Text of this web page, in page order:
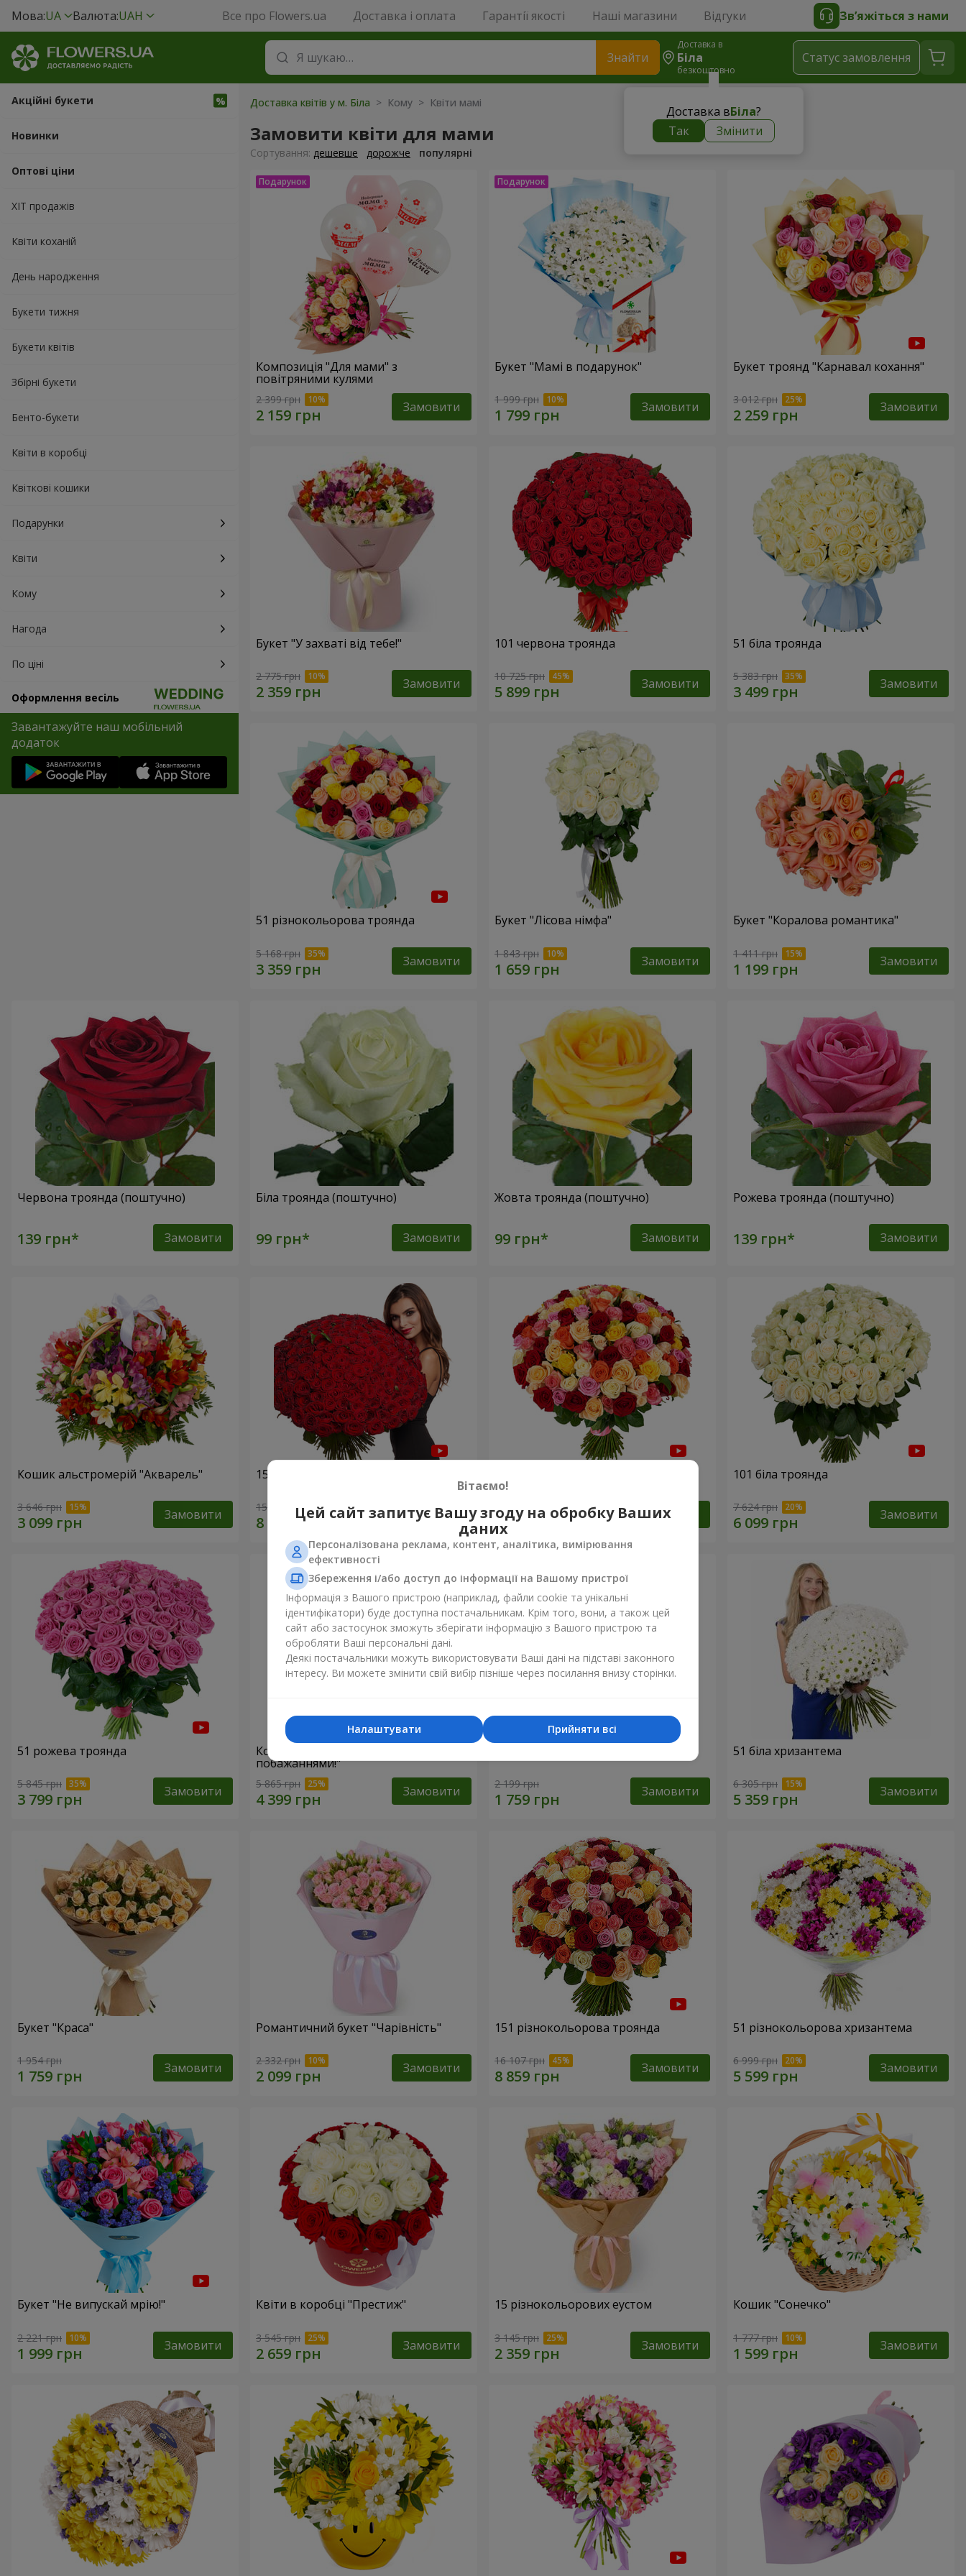
Мова:UA Валюта:UAH Все про Flowers.ua Доставка і оплата Гарантії якості Наші магазини Відгуки Зв’яжіться з нами
Знайти
Доставка в
Біла
безкоштовно
Доставка вБіла?
Так
Змінити
Статус замовлення
Акційні букети
Новинки
Оптові ціни
ХІТ продажів
Квіти коханій
День народження
Букети тижня
Букети квітів
Збірні букети
Бенто-букети
Квіти в коробці
Квіткові кошики
Подарунки
Квіти
Кому
Нагода
По ціні
Оформлення весіль
Завантажуйте наш мобільний
додаток
Доставка квітів у м. Біла > Кому > Квіти мамі
Замовити квіти для мами
Сортування: дешевше дорожче популярні
Композиція "Для мами" з
повітряними кулями
2 399 грн Замовити
Букет "Мамі в подарунок"
1 999 грн Замовити
Букет троянд "Карнавал кохання"
3 012 грн Замовити
Букет "У захваті від тебе!"
2 775 грн Замовити
101 червона троянда
10 725 грн Замовити
51 біла троянда
5 383 грн Замовити
51 різнокольорова троянда
5 168 грн Замовити
Букет "Лісова німфа"
1 843 грн Замовити
Букет "Коралова романтика"
1 411 грн Замовити
Червона троянда (поштучно)
Замовити
Біла троянда (поштучно)
Замовити
Жовта троянда (поштучно)
Замовити
Рожева троянда (поштучно)
Замовити
Кошик альстромерій "Акварель"
3 646 грн Замовити
151 червона троянда
15 744 грн Замовити 9 383 грн Замовити
101 біла троянда
7 624 грн Замовити
51 рожева троянда
5 845 грн Замовити
Кошик "З найкращими
побажаннями!"
5 865 грн Замовити 2 199 грн Замовити
51 біла хризантема
6 305 грн Замовити
Букет "Краса"
1 954 грн Замовити
Романтичний букет "Чарівність"
2 332 грн Замовити
151 різнокольорова троянда
16 107 грн Замовити
51 різнокольорова хризантема
6 999 грн Замовити
Букет "Не випускай мрію!"
2 221 грн Замовити
Квіти в коробці "Престиж"
3 545 грн Замовити
15 різнокольорових еустом
3 145 грн Замовити
Кошик "Сонечко"
1 777 грн Замовити
Вітаємо!
Цей сайт запитує Вашу згоду на обробку Ваших
даних
Персоналізована реклама, контент, аналітика, вимірювання
ефективності
Збереження і/або доступ до інформації на Вашому пристрої
Інформація з Вашого пристрою (наприклад, файли cookie та унікальні
ідентифікатори) буде доступна постачальникам. Крім того, вони, а також цей
сайт або застосунок зможуть зберігати інформацію з Вашого пристрою та
обробляти Ваші персональні дані.
Деякі постачальники можуть використовувати Ваші дані на підставі законного
інтересу. Ви можете змінити свій вибір пізніше через посилання внизу сторінки.
Прийняти всі
Налаштувати